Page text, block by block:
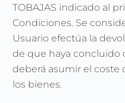
TOBAJAS indicado al
Condiciones. Se
Usuario efectúa la
de que haya concluido
deberá asumir el coste
los bienes.